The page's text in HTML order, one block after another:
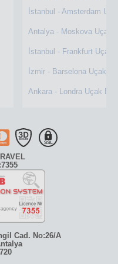
İstanbul - Amsterdam
Antalya - Moskova Uçak
İstanbul - Frankfurt Uçak
İzmir - Barselona Uçak
Ankara - Londra Uçak
Cad. No:26/A